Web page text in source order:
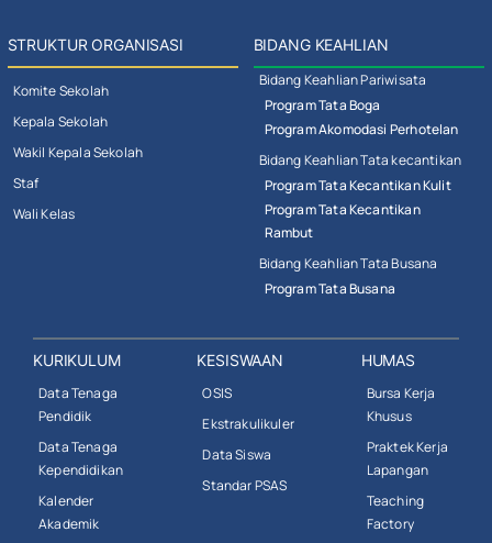
STRUKTUR ORGANISASI
Komite Sekolah
Kepala Sekolah
Wakil Kepala Sekolah
Staf
Wali Kelas
BIDANG KEAHLIAN
Bidang Keahlian Pariwisata
Program Tata Boga
Program Akomodasi Perhotelan
Bidang Keahlian Tata kecantikan
Program Tata Kecantikan Kulit
Program Tata Kecantikan
Rambut
Bidang Keahlian Tata Busana
Program Tata Busana
KURIKULUM
Data Tenaga
Pendidik
Data Tenaga
Kependidikan
Kalender
Akademik
KESISWAAN
OSIS
Ekstrakulikuler
Data Siswa
Standar PSAS
HUMAS
Bursa Kerja
Khusus
Praktek Kerja
Lapangan
Teaching
Factory